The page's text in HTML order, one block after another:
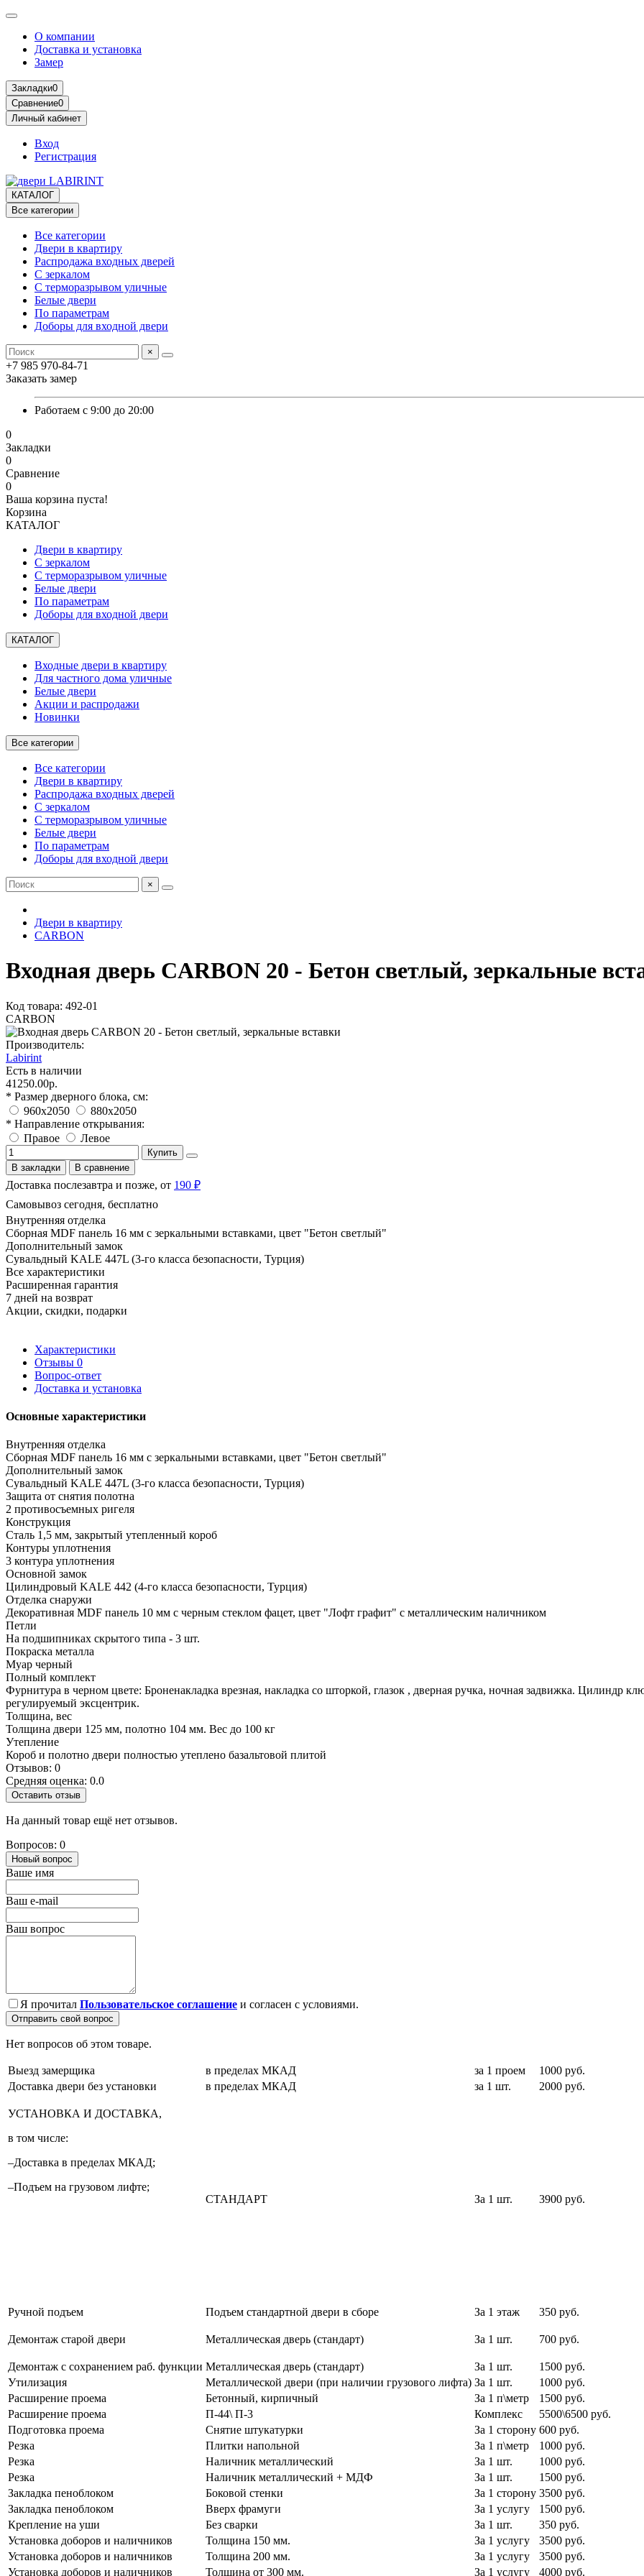
О компании
Доставка и установка
Замер
Закладки0
Сравнение0
Личный кабинет
Вход
Регистрация
КАТАЛОГ
Все категории
Все категории
Двери в квартиру
Распродажа входных дверей
С зеркалом
С терморазрывом уличные
Белые двери
По параметрам
Доборы для входной двери
×
+7 985 970-84-71
Заказать замер
Работаем с 9:00 до 20:00
0
Закладки
0
Сравнение
0
Ваша корзина пуста!
Корзина
КАТАЛОГ
Двери в квартиру
С зеркалом
С терморазрывом уличные
Белые двери
По параметрам
Доборы для входной двери
КАТАЛОГ
Входные двери в квартиру
Для частного дома уличные
Белые двери
Акции и распродажи
Новинки
Все категории
Все категории
Двери в квартиру
Распродажа входных дверей
С зеркалом
С терморазрывом уличные
Белые двери
По параметрам
Доборы для входной двери
×
Двери в квартиру
CARBON
Входная дверь CARBON 20 - Бетон светлый, зеркальные
Код товара: 492-01
CARBON
Производитель:
Labirint
Есть в наличии
41250.00р.
* Размер дверного блока, см:
960х2050
880х2050
* Направление открывания:
Правое
Левое
Купить
В закладки
В сравнение
Доставка послезавтра и позже, от 190 ₽
Самовывоз сегодня, бесплатно
Внутренняя отделка
Сборная MDF панель 16 мм с зеркальными вставками, цвет "Бетон светлый"
Дополнительный замок
Сувальдный KALE 447L (3-го класса безопасности, Турция)
Все характеристики
Расширенная гарантия
7 дней на возврат
Акции, скидки, подарки
Характеристики
Отзывы 0
Вопрос-ответ
Доставка и установка
Основные характеристики
Внутренняя отделка
Сборная MDF панель 16 мм с зеркальными вставками, цвет "Бетон светлый"
Дополнительный замок
Сувальдный KALE 447L (3-го класса безопасности, Турция)
Защита от снятия полотна
2 противосъемных ригеля
Конструкция
Сталь 1,5 мм, закрытый утепленный короб
Контуры уплотнения
3 контура уплотнения
Основной замок
Цилиндровый KALE 442 (4-го класса безопасности, Турция)
Отделка снаружи
Декоративная MDF панель 10 мм с черным стеклом фацет, цвет "Лофт графит" с металлическим наличником
Петли
На подшипниках скрытого типа - 3 шт.
Покраска металла
Муар черный
Полный комплект
Фурнитура в черном цвете: Броненакладка врезная, накладка со шторкой, глазок , дверная ручка, ночная задвижка. Цилиндр
регулируемый эксцентрик.
Толщина, вес
Толщина двери 125 мм, полотно 104 мм. Вес до 100 кг
Утепление
Короб и полотно двери полностью утеплено базальтовой плитой
Отзывов: 0
Средняя оценка: 0.0
Оставить отзыв
На данный товар ещё нет отзывов.
Вопросов: 0
Новый вопрос
Ваше имя
Ваш e-mail
Ваш вопрос
Я прочитал Пользовательское соглашение и согласен с условиями.
Отправить свой вопрос
Нет вопросов об этом товаре.
Выезд замерщика в пределах МКАД за 1 проем
1000 руб.
Доставка двери без установки
в пределах МКАД за 1 шт. 2000 руб.
УСТАНОВКА И ДОСТАВКА,
в том числе:
–Доставка в пределах МКАД;
–Подъем на грузовом лифте;
СТАНДАРТ
За 1 шт. 3900 руб.
Ручной подъем Подъем стандартной двери в сборе За 1 этаж 350 руб.
Демонтаж старой двери Металлическая дверь (стандарт) За 1 шт. 700 руб.
Демонтаж с сохранением раб. функции Металлическая дверь (стандарт) За 1 шт.
1500 руб.
Утилизация
Металлической двери (при наличии грузового лифта) За 1 шт.
1000 руб.
Расширение проема
Бетонный, кирпичный За 1 п\метр
1500 руб.
Расширение проема
П-44\ П-3 Комплекс
5500\6500 руб.
Подготовка проема
Снятие штукатурки За 1 сторону 600 руб.
Резка
Плитки напольной За 1 п\метр
1000 руб.
Резка
Наличник металлический За 1 шт.
1000 руб.
Резка
Наличник металлический + МДФ За 1 шт.
1500 руб.
Закладка пеноблоком
Боковой стенки За 1 сторону 3500 руб.
Закладка пеноблоком
Вверх фрамуги За 1 услугу
1500 руб.
Крепление на уши
Без сварки За 1 шт.
350 руб.
Установка доборов и наличников
Толщина 150 мм. За 1 услугу
3500 руб.
Установка доборов и наличников
Толщина 200 мм. За 1 услугу
3500 руб.
Установка доборов и наличников
Толщина от 300 мм. За 1 услугу 4000 руб.